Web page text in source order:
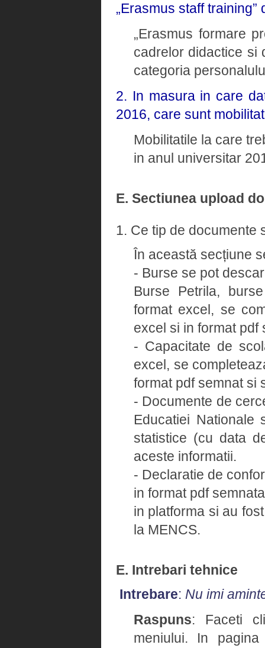
„Erasmus staff training”
„Erasmus formare
cadrelor didactice si
categoria
2. In masura in care
2016, care sunt
Mobilitatile la care
in anul universitar
E. Sectiunea upload
1. Ce tip de documente
În această secțiune
- Burse se pot
Burse Petrila,
format excel, se
excel si in format pdf
- Capacitate de
excel, se
format pdf semnat si
- Documente de
Educatiei Nationale
statistice (cu data
aceste informatii.
- Declaratie de
in format pdf
in platforma si au
la MENCS.
E. Intrebari tehnice
Intrebare: Nu imi
Raspuns: Faceti
meniului. In